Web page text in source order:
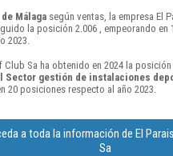
Málaga según ventas, la empresa El
la posición 2.006 , empeorando en
2023.
Club Sa ha obtenido en 2024 la posición
Sector gestión de instalaciones
20 posiciones respecto al año 2023.
a toda la información de El
Sa